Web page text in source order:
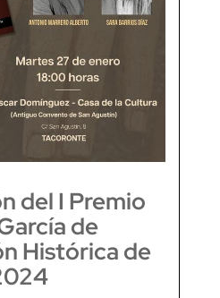
del I Premio
de
Histórica de